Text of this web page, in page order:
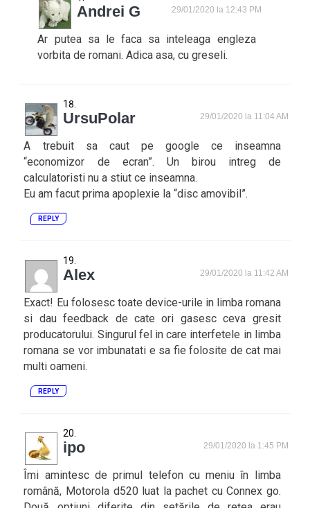
Andrei G 29/01/2020 la 12:43 PM
Ar putea sa le faca sa inteleaga engleza
vorbita de romani. Adica asa, cu greseli.
UrsuPolar 29/01/2020 la 11:04 AM
A trebuit sa caut pe google ce inseamna
“economizor de ecran”. Un birou intreg de
calculatoristi nu a stiut ce inseamna.
Eu am facut prima apoplexie la “disc amovibil”.
REPLY
Alex 29/01/2020 la 11:42 AM
Exact! Eu folosesc toate device-urile in limba romana
si dau feedback de cate ori gasesc ceva gresit
producatorului. Singurul fel in care interfetele in limba
romana se vor imbunatati e sa fie folosite de cat mai
multi oameni.
REPLY
ipo 29/01/2020 la 1:45 PM
Îmi amintesc de primul telefon cu meniu în limba
română, Motorola d520 luat la pachet cu Connex go.